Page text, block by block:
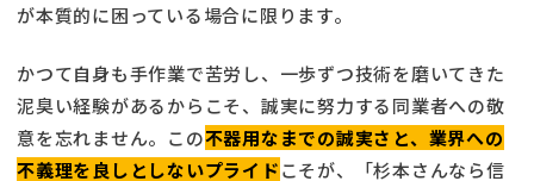
が本質的に困っている場合に限ります。
かつて自身も手作業で苦労し、一歩ずつ技術を磨いてきた
泥臭い経験があるからこそ、誠実に努力する同業者への敬
意を忘れません。この不器用なまでの誠実さと、業界への
不義理を良しとしないプライドこそが、「杉本さんなら信